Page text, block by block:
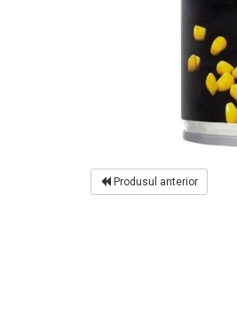
Produsul anterior